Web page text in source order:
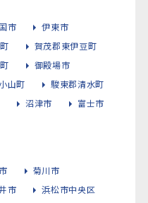
市
伊東市
賀茂郡東伊豆町
御殿場市
山町
駿東郡清水町
沼津市
富士市
菊川市
市
浜松市中央区